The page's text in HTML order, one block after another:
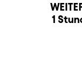
Beschreibung
Dauer und
1